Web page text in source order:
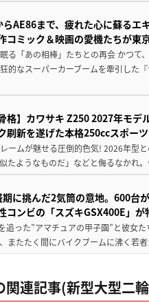
AE86まで、疲れた心に蘇るエ
コミック＆映画の愛機たちが東
る「あの相棒」たちとの再会 かつて
的なスーパーカーブームを牽引した
格】カワサキ Z250 2027年モ
刷新を遂げた本格250ccスポー
ームが魅せる圧倒的色気! 2026年型
たようなものだ」などと侮るなかれ
に挑んだ2気筒の意地。600台
コンビの「スズキGSX400E」が
追った”アマチュアの甲子園”と彼女
またたく間にバイクブームに沸く
関連記事(新型大型二